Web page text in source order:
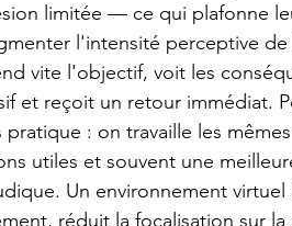
limitée — ce qui plafonne
l'intensité perceptive
vite l'objectif, voit les
et reçoit un retour immédiat.
: on travaille les
utiles et souvent une
Un environnement
réduit la focalisation sur